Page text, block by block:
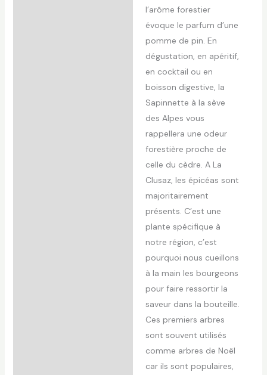
l’arôme forestier
évoque le parfum d’une
pomme de pin. En
dégustation, en apéritif,
en cocktail ou en
boisson digestive, la
Sapinnette à la sève
des Alpes vous
rappellera une odeur
forestière proche de
celle du cèdre. A La
Clusaz, les épicéas sont
majoritairement
présents. C’est une
plante spécifique à
notre région, c’est
pourquoi nous cueillons
à la main les bourgeons
pour faire ressortir la
saveur dans la bouteille.
Ces premiers arbres
sont souvent utilisés
comme arbres de Noël
car ils sont populaires,